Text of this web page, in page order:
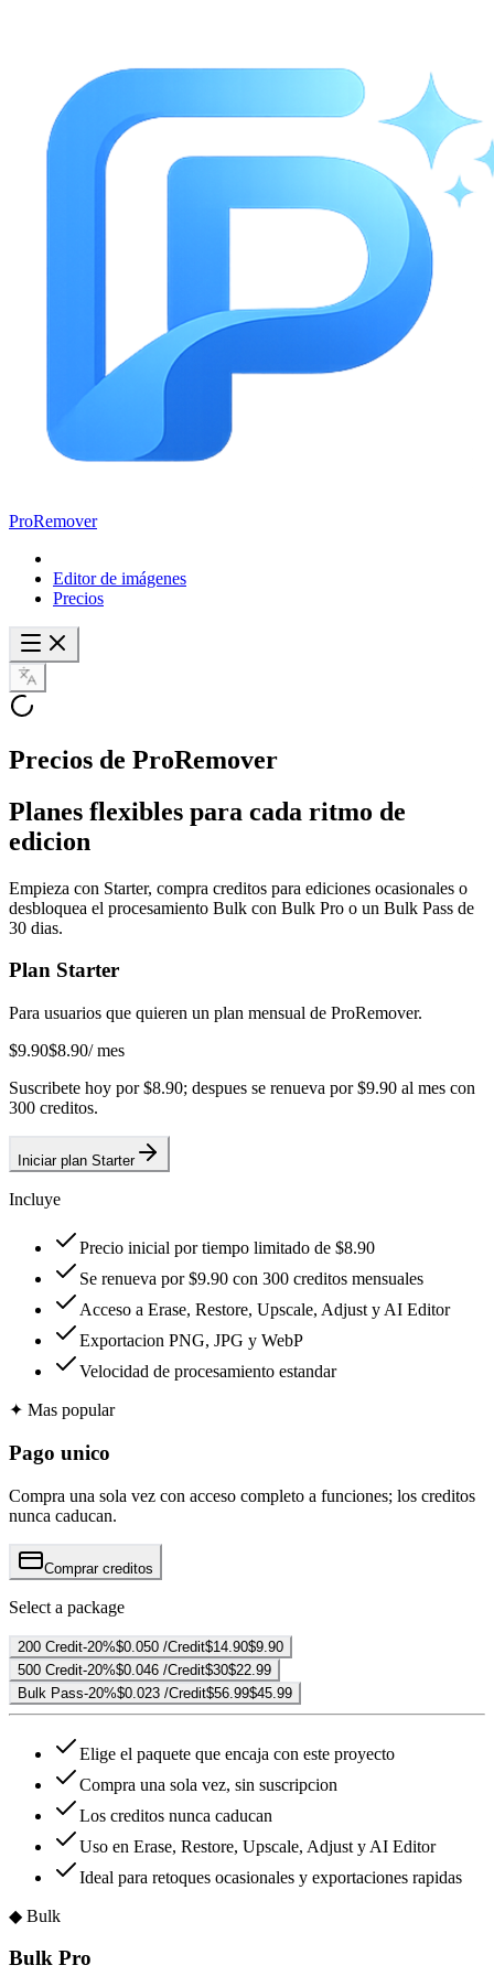
ProRemover
Editor de imágenes
Precios
Precios de ProRemover
Planes flexibles para cada ritmo de
edicion
Empieza con Starter, compra creditos para ediciones ocasionales o
desbloquea el procesamiento Bulk con Bulk Pro o un Bulk Pass de
30 dias.
Plan Starter
Para usuarios que quieren un plan mensual de ProRemover.
$9.90$8.90/ mes
Suscribete hoy por $8.90; despues se renueva por $9.90 al mes con
300 creditos.
Iniciar plan Starter
Incluye
Precio inicial por tiempo limitado de $8.90
Se renueva por $9.90 con 300 creditos mensuales
Acceso a Erase, Restore, Upscale, Adjust y AI Editor
Exportacion PNG, JPG y WebP
Velocidad de procesamiento estandar
✦ Mas popular
Pago unico
Compra una sola vez con acceso completo a funciones; los creditos
nunca caducan.
Comprar creditos
Select a package
200 Credit-20%$0.050 /Credit$14.90$9.90
500 Credit-20%$0.046 /Credit$30$22.99
Bulk Pass-20%$0.023 /Credit$56.99$45.99
Elige el paquete que encaja con este proyecto
Compra una sola vez, sin suscripcion
Los creditos nunca caducan
Uso en Erase, Restore, Upscale, Adjust y AI Editor
Ideal para retoques ocasionales y exportaciones rapidas
◆ Bulk
Bulk Pro